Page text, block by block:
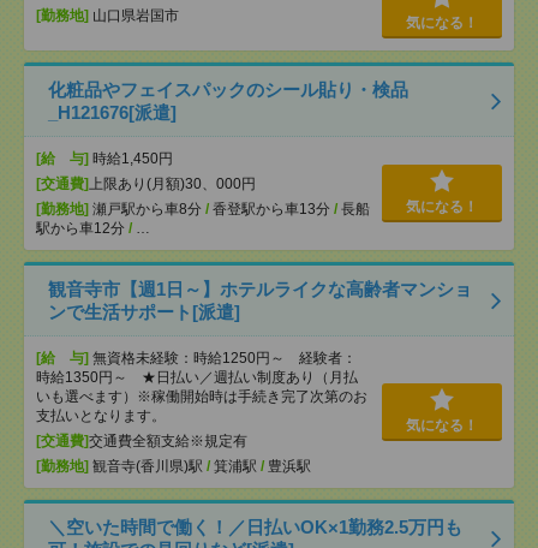
[勤務地] 山口県岩国市 気になる！
化粧品やフェイスパックのシール貼り・検品
_H121676[派遣]
[給 与] 時給1,450円
[交通費]上限あり(月額)30、000円
[勤務地] 瀬戸駅から車8分 / 香登駅から車13分 / 長船
駅から車12分 / …
気になる！
観音寺市【週1日～】ホテルライクな高齢者マンショ
ンで生活サポート[派遣]
[給 与] 無資格未経験：時給1250円～ 経験者：
時給1350円～ ★日払い／週払い制度あり（月払
いも選べます）※稼働開始時は手続き完了次第のお
支払いとなります。
[交通費]交通費全額支給※規定有
[勤務地] 観音寺(香川県)駅 / 箕浦駅 / 豊浜駅
気になる！
＼空いた時間で働く！／日払いOK×1勤務2.5万円も